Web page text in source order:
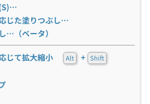
じた塗りつぶし…
…（ベータ）
じて拡大縮小 Alt + Shift